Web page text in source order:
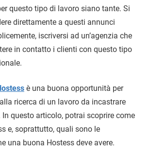
questo tipo di lavoro siano tante. Si
direttamente a questi annunci
iscriversi ad un’agenzia che
in contatto i clienti con questo tipo
è una buona opportunità per
ricerca di un lavoro da incastrare
questo articolo, potrai scoprire come
e, soprattutto, quali sono le
una buona Hostess deve avere.